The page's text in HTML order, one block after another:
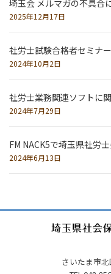
埼玉会 メルマガの不具合
2025年12月17日
社労士試験合格者セミナ
2024年10月2日
社労士業務関連ソフトに
2024年7月29日
FM NACK5で埼玉県社労
2024年6月13日
さいたま市